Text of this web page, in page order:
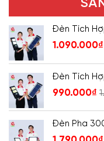
Đèn Tích
1.090.000₫
Đèn Tích
990.000₫
Đèn Pha